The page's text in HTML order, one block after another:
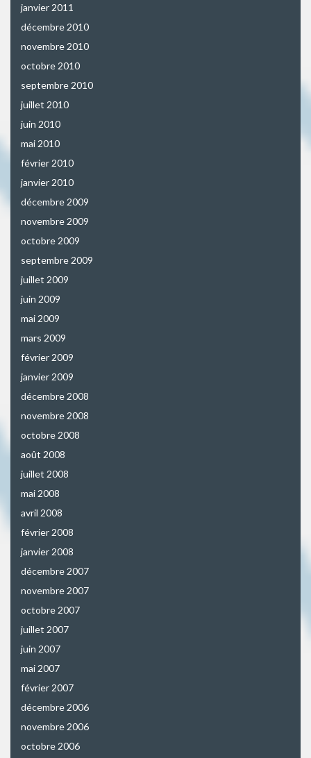
janvier 2011
décembre 2010
novembre 2010
octobre 2010
septembre 2010
juillet 2010
juin 2010
mai 2010
février 2010
janvier 2010
décembre 2009
novembre 2009
octobre 2009
septembre 2009
juillet 2009
juin 2009
mai 2009
mars 2009
février 2009
janvier 2009
décembre 2008
novembre 2008
octobre 2008
août 2008
juillet 2008
mai 2008
avril 2008
février 2008
janvier 2008
décembre 2007
novembre 2007
octobre 2007
juillet 2007
juin 2007
mai 2007
février 2007
décembre 2006
novembre 2006
octobre 2006